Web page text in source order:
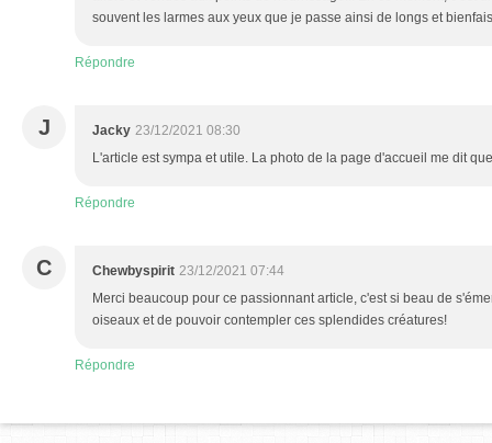
souvent les larmes aux yeux que je passe ainsi de longs et
Répondre
J Jacky 23/12/2021 08:30
L'article est sympa et utile. La photo de la page d'accueil me dit
Répondre
C Chewbyspirit 23/12/2021 07:44
Merci beaucoup pour ce passionnant article, c'est si beau de
oiseaux et de pouvoir contempler ces splendides créatures!
Répondre